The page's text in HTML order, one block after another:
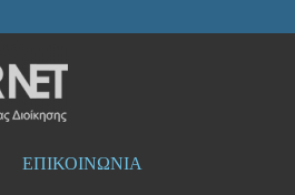
ΕΠΙΚΟΙΝΩΝΙΑ